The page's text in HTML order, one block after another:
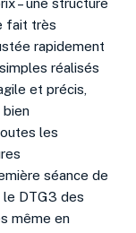
fait très
rapidement
réalisés
et précis,
les
séance de
le DTG3 des
même en